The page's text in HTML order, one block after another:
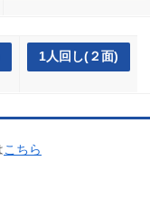
1人回し(２面)
こちら